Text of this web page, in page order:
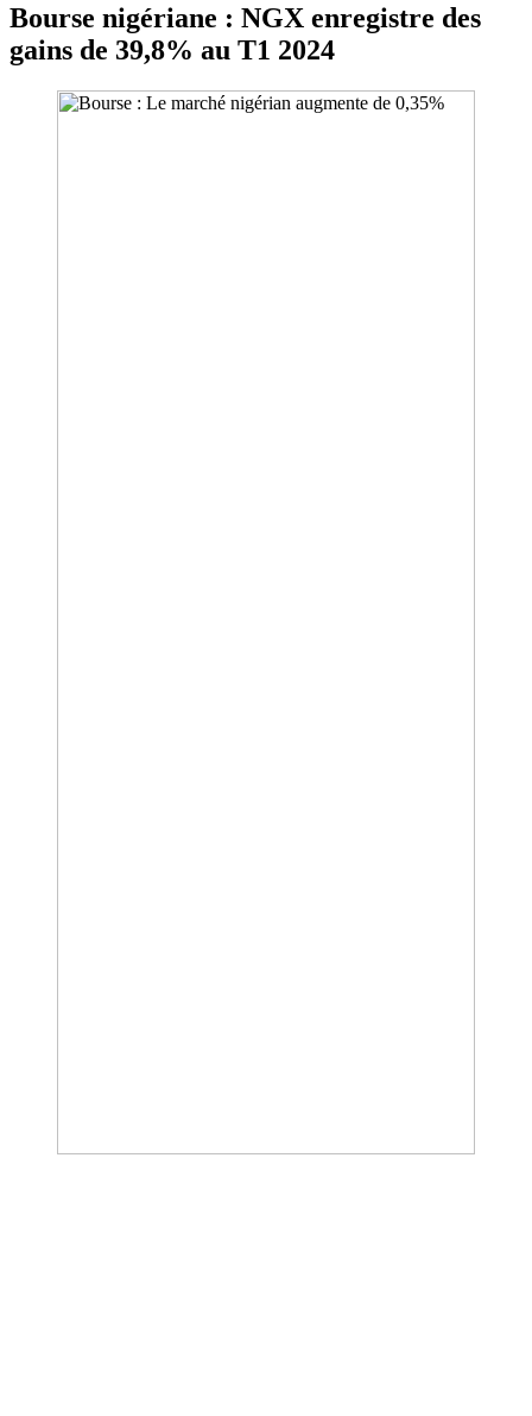
Bourse nigériane : NGX enregistre des
gains de 39,8% au T1 2024